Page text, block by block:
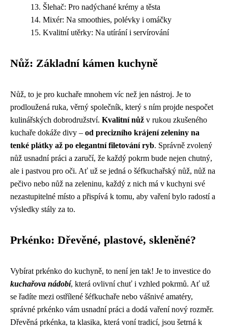
Šlehač: Pro nadýchané krémy a těsta
Mixér: Na smoothies, polévky i omáčky
Kvalitní utěrky: Na utírání i servírování
Nůž: Základní kámen kuchyně
Nůž, to je pro kuchaře mnohem víc než jen nástroj. Je to
prodloužená ruka, věrný společník, který s ním projde nespočet
kulinářských dobrodružství. Kvalitní nůž v rukou zkušeného
kuchaře dokáže divy – od precizního krájení zeleniny na
tenké plátky až po elegantní filetování ryb. Správně zvolený
nůž usnadní práci a zaručí, že každý pokrm bude nejen chutný,
ale i pastvou pro oči. Ať už se jedná o šéfkuchařský nůž, nůž na
pečivo nebo nůž na zeleninu, každý z nich má v kuchyni své
nezastupitelné místo a přispívá k tomu, aby vaření bylo radostí a
výsledky stály za to.
Prkénko: Dřevěné, plastové, skleněné?
Vybírat prkénko do kuchyně, to není jen tak! Je to investice do
kuchařova nádobí, která ovlivní chuť i vzhled pokrmů. Ať už
se řadíte mezi ostřílené šéfkuchaře nebo vášnivé amatéry,
správné prkénko vám usnadní práci a dodá vaření nový rozměr.
Dřevěná prkénka, ta klasika, která voní tradicí, jsou šetrná k